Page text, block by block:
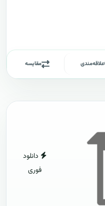
علاقه‌مندی مقایسه
دانلود
فوری